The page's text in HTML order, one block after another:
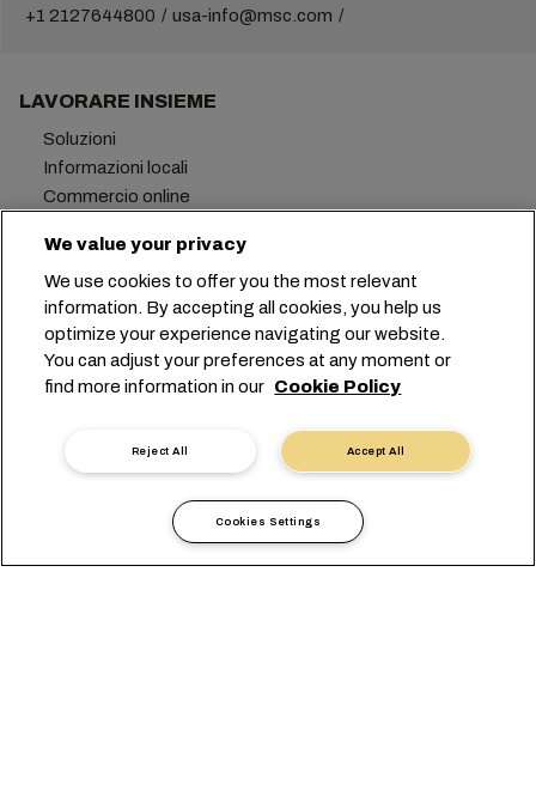
+1 2127644800 usa-info@msc.com
LAVORARE INSIEME
Soluzioni
Informazioni locali
Commercio online
myMSC
VIENI A CONOSCERCI
Gruppo MSC
Redazione
Opportunità di lavoro
We value your privacy
We use cookies to offer you the most relevant
information. By accepting all cookies, you help us
optimize your experience navigating our website.
You can adjust your preferences at any moment or
find more information in our Cookie Policy
Accept All
Reject All
Cookies Settings